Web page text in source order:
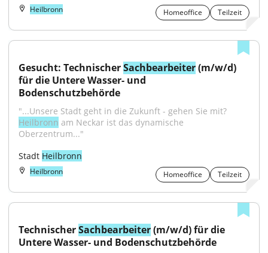
Heilbronn Homeoffice Teilzeit
Gesucht: Technischer Sachbearbeiter (m/w/d)
für die Untere Wasser- und
Bodenschutzbehörde
Heilbronn am Neckar ist das dynamische
Oberzentrum..."
Stadt Heilbronn
Heilbronn Homeoffice Teilzeit
Technischer Sachbearbeiter (m/w/d) für die
Untere Wasser- und Bodenschutzbehörde